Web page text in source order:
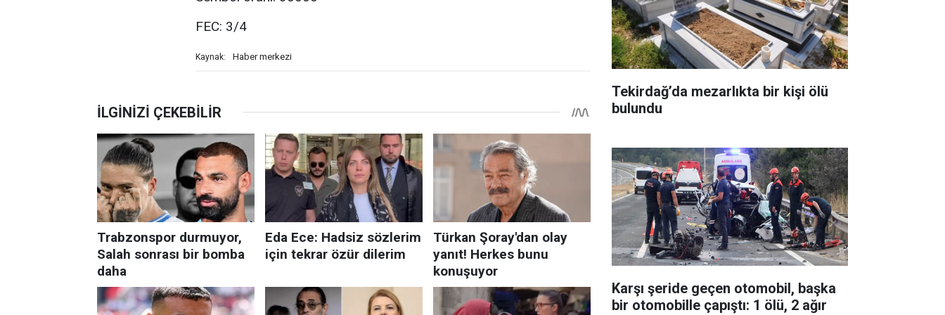
FEC: 3/4
Kaynak: Haber merkezi
Tekirdağ’da mezarlıkta bir kişi ölü
bulundu
Karşı şeride geçen otomobil, başka
bir otomobille çapıştı: 1 ölü, 2 ağır